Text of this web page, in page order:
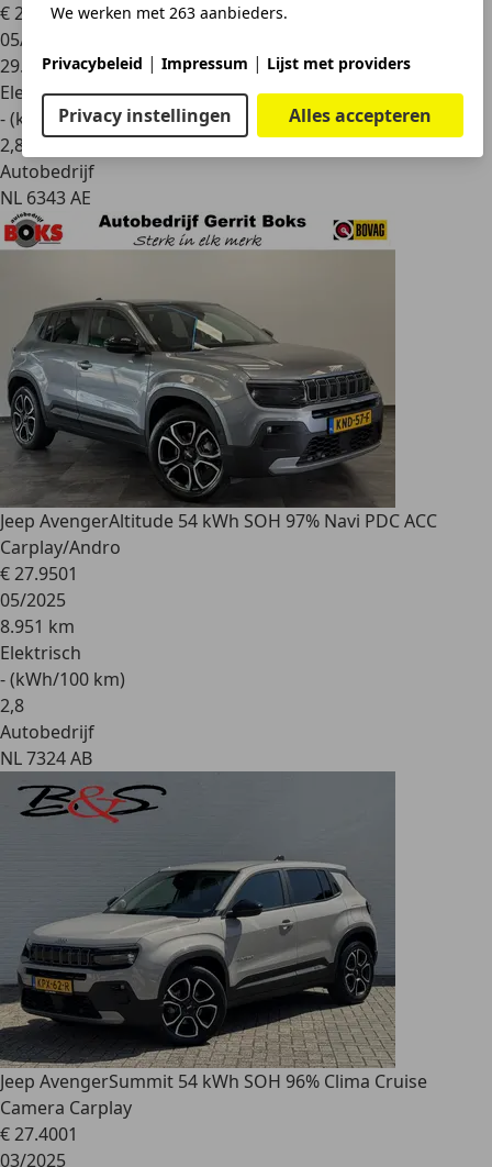
We werken met 263 aanbieders.
Privacybeleid | Impressum | Lijst met providers
Privacy instellingen Alles accepteren
€ 24.835
05/2023
29.505 km
Elektrisch
- (kWh/100 km)
2,8
Autobedrijf
NL 6343 AE
Jeep AvengerAltitude 54 kWh SOH 97% Navi PDC ACC
Carplay/Andro
€ 27.9501
05/2025
8.951 km
Elektrisch
- (kWh/100 km)
2,8
Autobedrijf
NL 7324 AB
Jeep AvengerSummit 54 kWh SOH 96% Clima Cruise
Camera Carplay
€ 27.4001
03/2025